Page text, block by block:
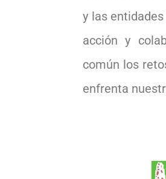
y las
acción y
común los
enfrenta